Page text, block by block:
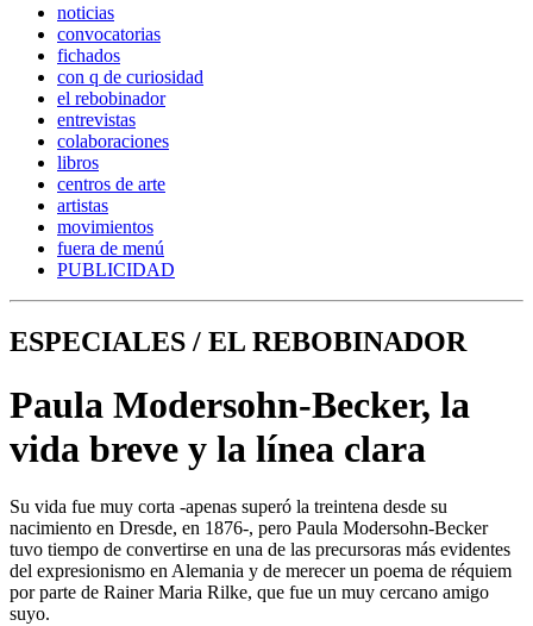
noticias
convocatorias
fichados
con q de curiosidad
el rebobinador
entrevistas
colaboraciones
libros
centros de arte
artistas
movimientos
fuera de menú
PUBLICIDAD
ESPECIALES / EL REBOBINADOR
Paula Modersohn-Becker, la
vida breve y la línea clara
Su vida fue muy corta -apenas superó la treintena desde su
nacimiento en Dresde, en 1876-, pero Paula Modersohn-Becker
tuvo tiempo de convertirse en una de las precursoras más evidentes
del expresionismo en Alemania y de merecer un poema de réquiem
por parte de Rainer Maria Rilke, que fue un muy cercano amigo
suyo.